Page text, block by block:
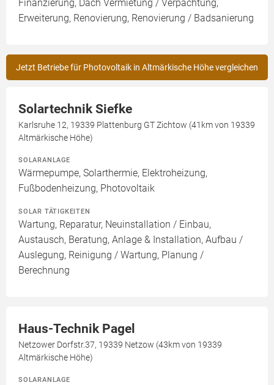
Finanzierung, Dach Vermietung / Verpachtung,
Erweiterung, Renovierung, Renovierung / Badsanierung
Jetzt Betriebe für Photovoltaik in Altmärkische Höhe vergleichen
Solartechnik Siefke
Karlsruhe 12, 19339 Plattenburg GT Zichtow (41km von 19339
Altmärkische Höhe)
SOLARANLAGE
Wärmepumpe, Solarthermie, Elektroheizung,
Fußbodenheizung, Photovoltaik
SOLAR TÄTIGKEITEN
Wartung, Reparatur, Neuinstallation / Einbau,
Austausch, Beratung, Anlage & Installation, Aufbau /
Auslegung, Reinigung / Wartung, Planung /
Berechnung
Haus-Technik Pagel
Netzower Dorfstr.37, 19339 Netzow (43km von 19339
Altmärkische Höhe)
SOLARANLAGE